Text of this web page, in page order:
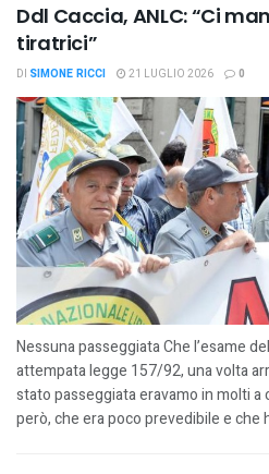
Ddl Caccia, ANLC: “Ci
tiratrici”
DI SIMONE RICCI 21 LUGLIO 2026 0
Nessuna passeggiata Che l’esame
attempata legge 157/92, una volta
stato passeggiata eravamo in molti a
però, che era poco prevedibile e che